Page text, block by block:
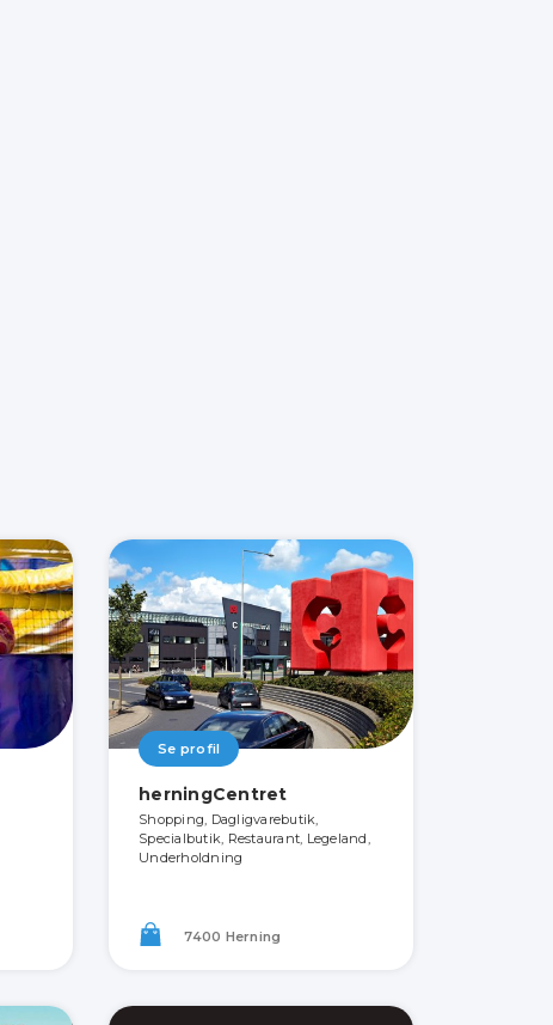
Se profil
herningCentret
Shopping, Dagligvarebutik,
Specialbutik, Restaurant, Legeland,
Underholdning
7400 Herning